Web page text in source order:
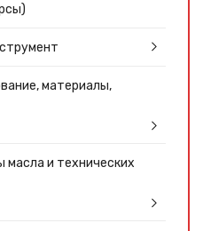
материалы,
масла и технических